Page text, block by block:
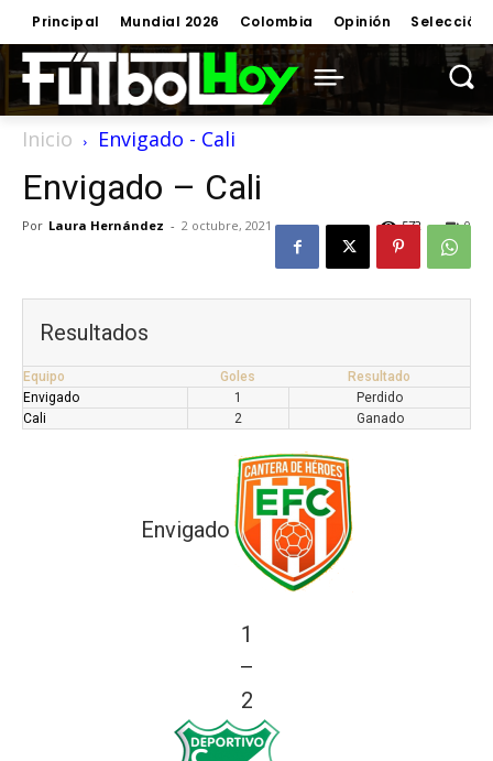
Principal Mundial 2026 Colombia Opinión Selección
Inicio Envigado - Cali
Envigado – Cali
Por Laura Hernández - 2 octubre, 2021 0
572
Resultados
Equipo Goles
Resultado
Envigado
1
Perdido
Cali
2 Ganado
Envigado
1
—
2